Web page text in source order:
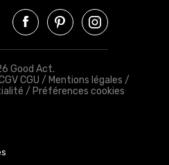
Good Act.
CGU / Mentions légales /
/ Préférences cookies